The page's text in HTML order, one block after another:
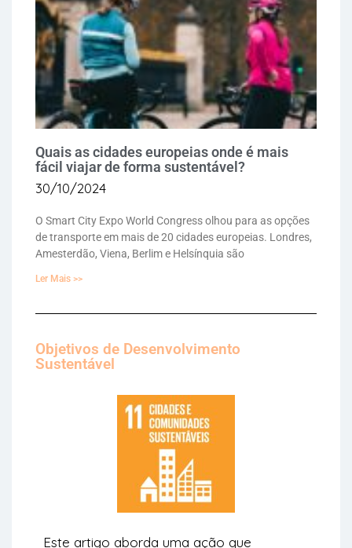
Quais as cidades europeias onde é mais
fácil viajar de forma sustentável?
30/10/2024
O Smart City Expo World Congress olhou para as opções
de transporte em mais de 20 cidades europeias. Londres,
Amesterdão, Viena, Berlim e Helsínquia são
Ler Mais >>
Objetivos de Desenvolvimento
Sustentável
Este artigo aborda uma ação que